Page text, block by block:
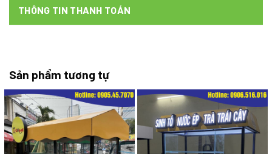
THÔNG TIN THANH TOÁN
Sản phẩm tương tự